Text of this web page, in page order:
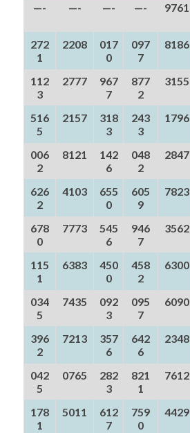
—- —- —- —- 9761
272
1
2208
017
0
097
7
8186
112
3
2777
967
7
877
2
3155
516
5
2157
318
3
243
3
1796
006
2
8121
142
6
048
2
2847
626
2
4103
655
0
605
9
7823
678
0
7773
545
6
946
7
3562
115
1
6383
450
0
458
2
6300
034
5
7435
092
3
095
7
6090
396
2
7213
357
6
642
6
2348
042
5
0765
282
3
821
1
7612
178
1
5011
612
7
759
0
4429